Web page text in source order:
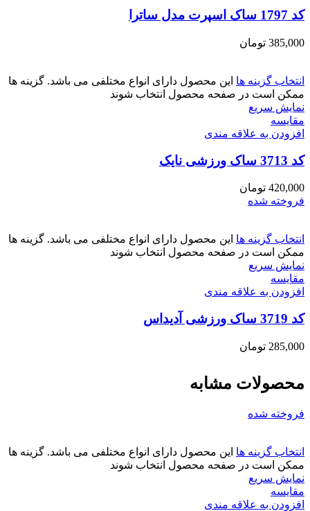
کد 1797 ساک اسپرت مدل ساترا
385,000 تومان
انتخاب گزینه ها این محصول دارای انواع مختلفی می باشد. گزینه ها
ممکن است در صفحه محصول انتخاب شوند
نمایش سریع
مقايسه
افزودن به علاقه مندی
کد 3713 ساک ورزشی نایک
420,000 تومان
فروخته شده
انتخاب گزینه ها این محصول دارای انواع مختلفی می باشد. گزینه ها
ممکن است در صفحه محصول انتخاب شوند
نمایش سریع
مقايسه
افزودن به علاقه مندی
کد 3719 ساک ورزشی آدیداس
285,000 تومان
محصولات مشابه
فروخته شده
انتخاب گزینه ها این محصول دارای انواع مختلفی می باشد. گزینه ها
ممکن است در صفحه محصول انتخاب شوند
نمایش سریع
مقايسه
افزودن به علاقه مندی